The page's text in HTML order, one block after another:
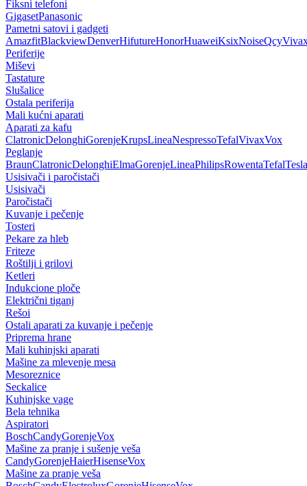
Fiksni telefoni
GigasetPanasonic
Pametni satovi i gadgeti
AmazfitBlackviewDenverHifutureHonorHuaweiKsixNoiseQcy
Periferije
Miševi
Tastature
Slušalice
Ostala periferija
Mali kućni aparati
Aparati za kafu
ClatronicDelonghiGorenjeKrupsLineaNespressoTefalVivaxVox
Peglanje
BraunClatronicDelonghiElmaGorenjeLineaPhilipsRowentaTefalTesla
Usisivači i paročistači
Usisivači
Paročistači
Kuvanje i pečenje
Tosteri
Pekare za hleb
Friteze
Roštilji i grilovi
Ketleri
Indukcione ploče
Električni tiganj
Rešoi
Ostali aparati za kuvanje i pečenje
Priprema hrane
Mali kuhinjski aparati
Mašine za mlevenje mesa
Mesoreznice
Seckalice
Kuhinjske vage
Bela tehnika
Aspiratori
BoschCandyGorenjeVox
Mašine za pranje i sušenje veša
CandyGorenjeHaierHisenseVox
Mašine za pranje veša